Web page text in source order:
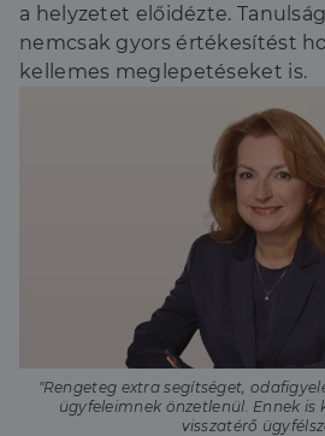
a helyzetet előidézte.
nemcsak gyors értékesítést
kellemes meglepetéseket is.
"Rengeteg extra segítséget,
ügyfeleimnek önzetlenül. Ennek is
visszatérő